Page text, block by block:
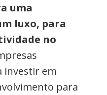
uma
luxo, para
no
investir em
para